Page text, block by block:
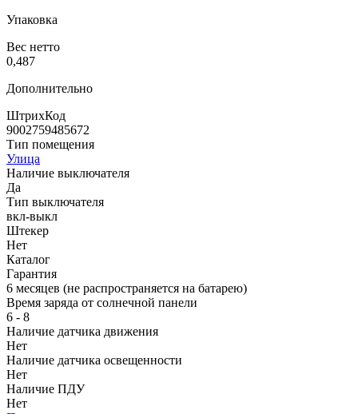
Упаковка
Вес нетто
0,487
Дополнительно
ШтрихКод
9002759485672
Тип помещения
Улица
Наличие выключателя
Да
Тип выключателя
вкл-выкл
Штекер
Нет
Каталог
Гарантия
6 месяцев (не распространяется на батарею)
Время заряда от солнечной панели
6 - 8
Наличие датчика движения
Нет
Наличие датчика освещенности
Нет
Наличие ПДУ
Нет